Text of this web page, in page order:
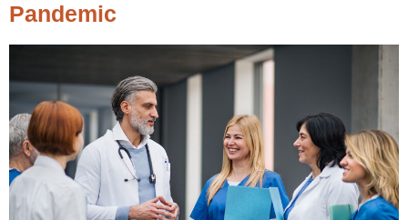
Pandemic